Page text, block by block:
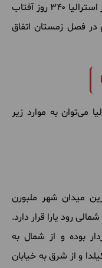
استرالیا ۳۴۰ روز
آفتاب
در فصل زمستان اتفاق
میتوان به موارد زیر
میدان شهر ملبورن
شمالی رود یارا قرار دارد.
بوده و از شمال به
و از شرق به خیابان